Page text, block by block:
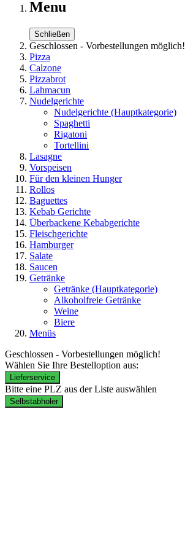
Menu
Schließen
Geschlossen - Vorbestellungen möglich!
Pizza
Calzone
Pizzabrot
Lahmacun
Nudelgerichte
Nudelgerichte (Hauptkategorie)
Spaghetti
Rigatoni
Tortellini
Lasagne
Vorspeisen
Für den kleinen Hunger
Rollos
Baguettes
Kebab Gerichte
Überbackene Kebabgerichte
Fleischgerichte
Hamburger
Salate
Saucen
Getränke
Getränke (Hauptkategorie)
Alkoholfreie Getränke
Weine
Biere
Menüs
Geschlossen - Vorbestellungen möglich!
Wählen Sie Ihre Bestelloption aus:
Lieferservice
Bitte eine PLZ aus der Liste auswählen
Selbstabholer